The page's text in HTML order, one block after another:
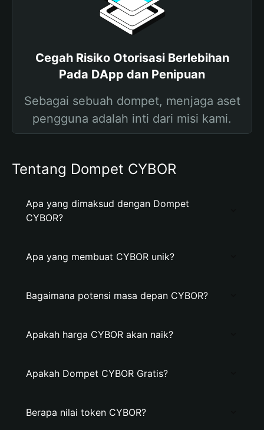
Cegah Risiko Otorisasi Berlebihan
Pada DApp dan Penipuan
Sebagai sebuah dompet, menjaga aset
pengguna adalah inti dari misi kami.
Tentang Dompet CYBOR
Apa yang dimaksud dengan Dompet
CYBOR?
Apa yang membuat CYBOR unik?
Bagaimana potensi masa depan CYBOR?
Apakah harga CYBOR akan naik?
Apakah Dompet CYBOR Gratis?
Berapa nilai token CYBOR?